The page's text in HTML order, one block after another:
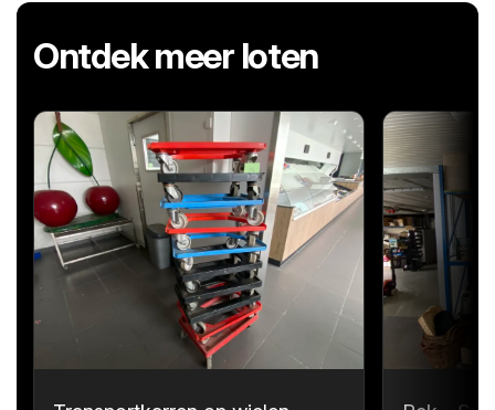
Ontdek meer loten